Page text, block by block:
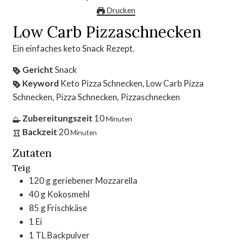
Drucken
Low Carb Pizzaschnecken
Ein einfaches keto Snack Rezept.
GerichtSnack
Keyword Keto Pizza Schnecken, Low Carb Pizza
Schnecken, Pizza Schnecken, Pizzaschnecken
Zubereitungszeit 10Minuten
Backzeit20Minuten
Zutaten
Teig
120ggeriebener Mozzarella
40g Kokosmehl
85 gFrischkäse
1 Ei
1 TLBackpulver